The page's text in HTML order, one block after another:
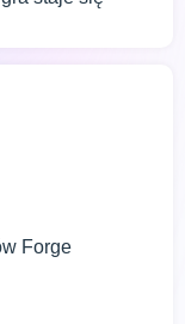
Forge